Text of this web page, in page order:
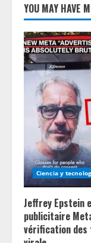
YOU MAY HAVE
Ciencia y
Jeffrey Epstein
publicitaire
vérification